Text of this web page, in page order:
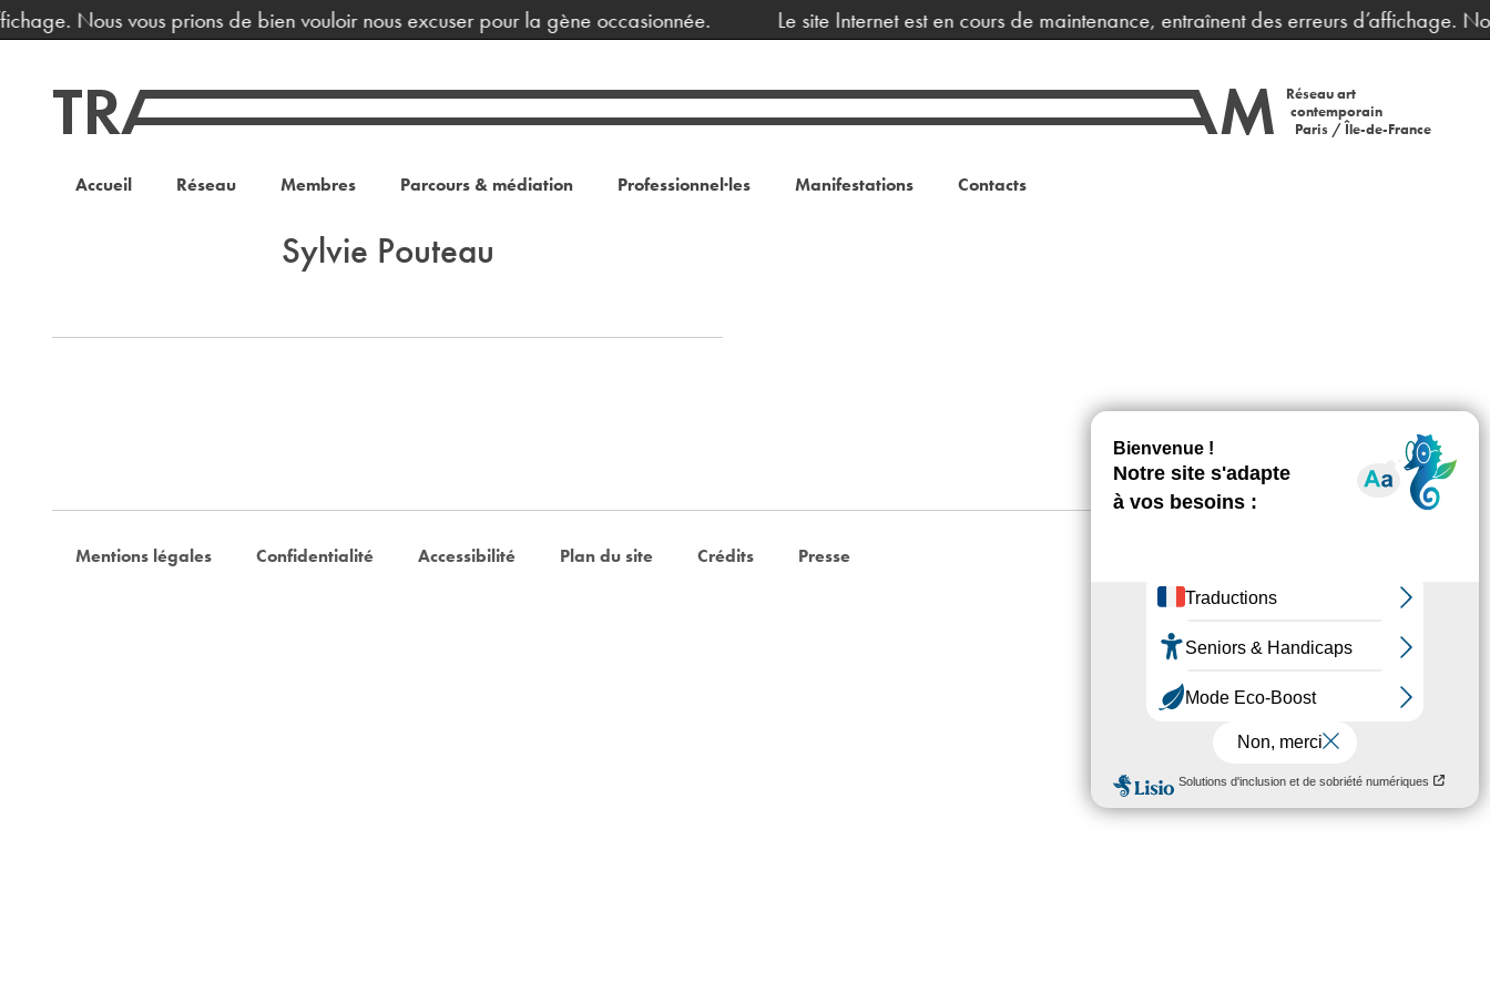
Nous vous prions de bien vouloir nous excuser pour la gène occasionnée. Le site Internet est en cours de maintenance, entraînent des erreurs d’affichage.
Réseau art
contemporain
Paris / Île-de-France
Accueil Réseau Membres Parcours & médiation Professionnel·les Manifestations Contacts
Sylvie Pouteau
Mentions légales Confidentialité Accessibilité Plan du site Crédits Presse